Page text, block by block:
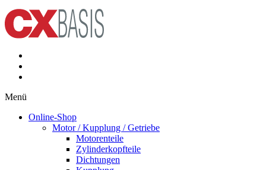
Menü
Online-Shop
Motor / Kupplung / Getriebe
Motorenteile
Zylinderkopfteile
Dichtungen